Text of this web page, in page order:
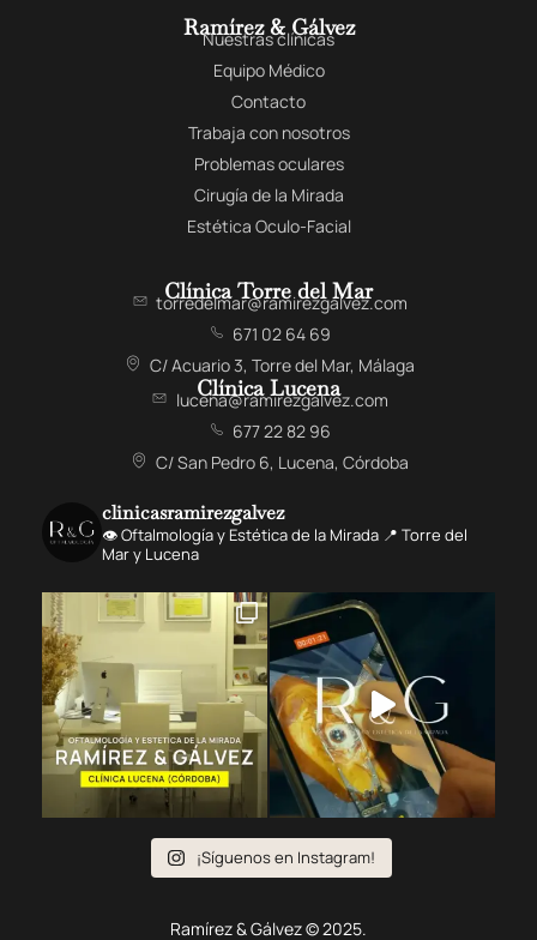
Ramírez & Gálvez
Nuestras clínicas
Equipo Médico
Contacto
Trabaja con nosotros
Problemas oculares
Cirugía de la Mirada
Estética Oculo-Facial
Clínica Torre del Mar
torredelmar@ramirezgalvez.com
671 02 64 69
C/ Acuario 3, Torre del Mar, Málaga
Clínica Lucena
lucena@ramirezgalvez.com
677 22 82 96
C/ San Pedro 6, Lucena, Córdoba
clinicasramirezgalvez
👁️ Oftalmología y Estética de la Mirada 📍 Torre del
Mar y Lucena
¡Síguenos en Instagram!
Ramírez & Gálvez © 2025.